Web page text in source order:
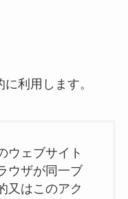
利用します。
ウェブサイト
ウザが同一ブ
又はこのアク